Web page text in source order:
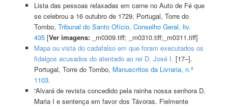
Lista das pessoas relaxadas em carne no Auto de Fé que
se celebrou a 16 outubro de 1729. Portugal, Torre do
Tombo, Tribunal do Santo Ofício, Conselho Geral, liv.
435[Ver imagens:_m0309.tiff; _m0310.tiff;_m0311.tiff]
Mapa ou vista do cadafalso em que foram executados os
fidalgos acusados do atentado ao rei D. José I. [17–].
Portugal, Torre do Tombo, Manuscritos da Livraria, n.º
1103.
“Alvará de revista concedido pela rainha nossa senhora D.
Maria I e sentença em favor dos Távoras. Fielmente